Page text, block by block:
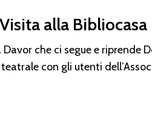
alla Bibliocasa
che ci segue e riprende
con gli utenti